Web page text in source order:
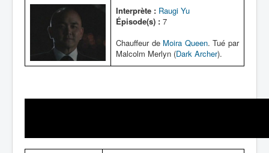
Interprète : Raugi Yu
Épisode(s) : 7
Chauffeur de Moira Queen. Tué par
Malcolm Merlyn (Dark Archer).